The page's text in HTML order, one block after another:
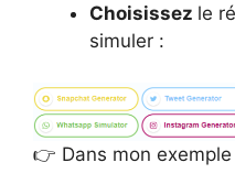
Choisissez le
simuler :
👉 Dans mon exemple